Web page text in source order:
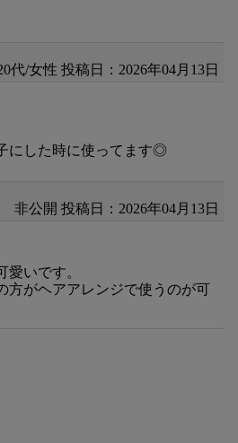
代/女性 投稿日：2026年04月13日
にした時に使ってます◎
非公開 投稿日：2026年04月13日
いです。
方がヘアアレンジで使うのが可